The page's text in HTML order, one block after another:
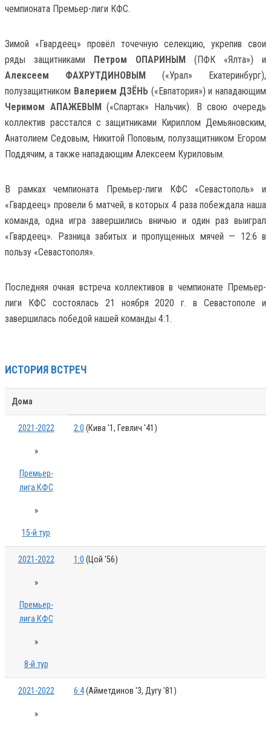
чемпионата Премьер-лиги КФС.
Зимой «Гвардеец» провёл точечную селекцию, укрепив свои
ряды защитниками Петром ОПАРИНЫМ (ПФК «Ялта») и
Алексеем ФАХРУТДИНОВЫМ («Урал» Екатеринбург),
полузащитником Валерием ДЗЁНЬ («Евпатория») и нападающим
Черимом АПАЖЕВЫМ(«Спартак» Нальчик). В свою очередь
коллектив расстался с защитниками Кириллом Демьяновским,
Анатолием Седовым, Никитой Поповым, полузащитником Егором
Поддячим, а также нападающим Алексеем Куриловым.
В рамках чемпионата Премьер-лиги КФС «Севастополь» и
«Гвардеец» провели 6 матчей, в которых 4 раза побеждала наша
команда, одна игра завершились вничью и один раз выиграл
«Гвардеец». Разница забитых и пропущенных мячей — 12:6 в
пользу «Севастополя».
Последняя очная встреча коллективов в чемпионате Премьер-
лиги КФС состоялась 21 ноября 2020 г. в Севастополе и
завершилась победой нашей команды 4:1.
ИСТОРИЯ ВСТРЕЧ
Дома
2021-2022
»
Премьер-
лига КФС
»
15-й тур
2:0 (Кива '1, Гевлич '41)
2021-2022
»
Премьер-
лига КФС
»
8-й тур
1:0 (Цой '56)
2021-2022
»
6:4(Айметдинов '3, Дугу '81)